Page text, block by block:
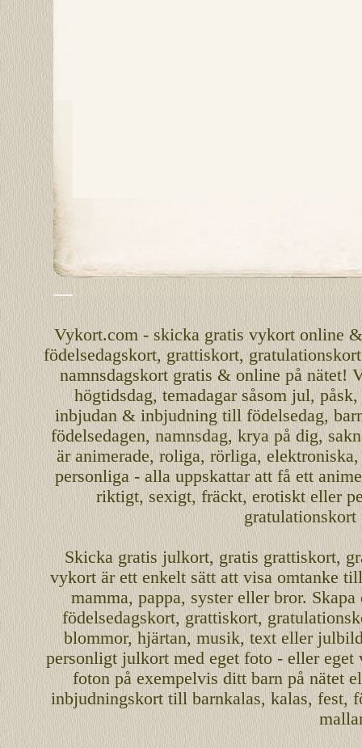
Vykort.com-skicka gratis vykort online
födelsedagskort, grattiskort, gratulationskort
namnsdagskort gratis &online på nätet!
högtidsdag, temadagar såsom jul,påsk,
inbjudan&inbjudningtillfödelsedag,
födelsedagen, namnsdag,krya på dig,
äranimerade,roliga,rörliga,elektroniska
personliga- alla uppskattar att få ett
riktigt,sexigt,fräckt, erotiskteller
gratulationskort
Skicka gratis julkort, gratis grattiskort,
vykortär ett enkelt sätt att visa omtanke
mamma, pappa,systerellerbror.
födelsedagskort,grattiskort,
blommor, hjärtan, musik, text eller
personligtjulkort med eget foto - eller eget
foton på exempelvis ditt barn på nätet
inbjudningskorttill barnkalas, kalas, fest,